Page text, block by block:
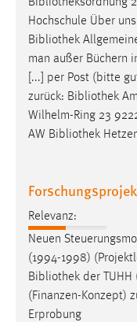
Bibliotheksordnung
Hochschule Über
Bibliothek
man außer Büchern
[...] per Post (bitte
zurück: Bibliothek
Wilhelm-Ring 23
AW Bibliothek
Relevanz:
Neuen
(1994-1998)
Bibliothek der
(Finanzen-Konzept)
Erprobung